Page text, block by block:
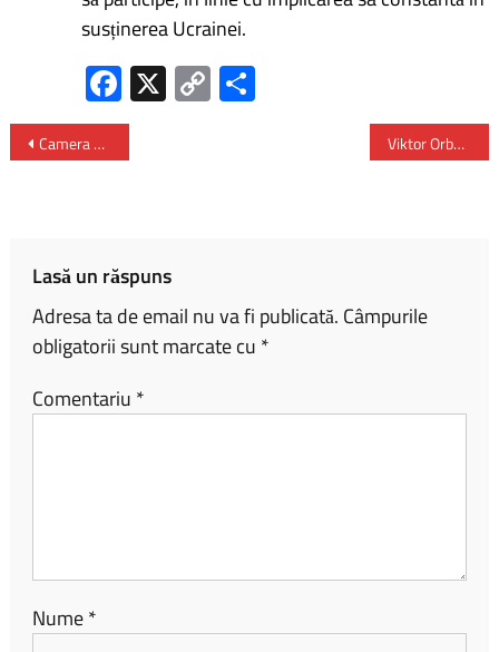
susținerea Ucrainei.
Fa
ce
b
X C
o
Camera Deputaților a adoptat Legea RCA – trotinetele și bicicletele electrice, incluse în asigurarea obligatorie Viktor Orban afirmă că pregătirile pentru summitul Trump-Putin continuă
Lasă un răspuns
Adresa ta de email nu va fi publicată. Câmpurile
obligatorii sunt marcate cu *
Comentariu *
Nume*